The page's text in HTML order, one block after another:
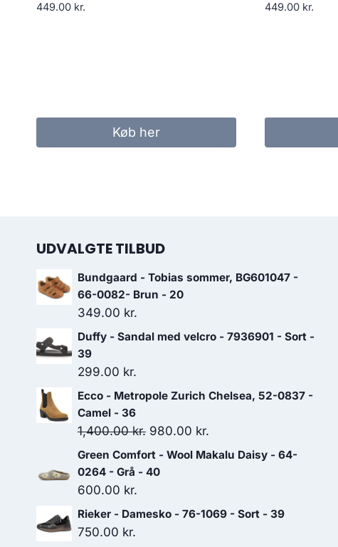
449.00 kr.
Køb her
449.00 kr.
UDVALGTE TILBUD
Bundgaard - Tobias sommer, BG601047 -
66-0082- Brun - 20
349.00 kr.
Duffy - Sandal med velcro - 7936901 - Sort -
39
299.00 kr.
Ecco - Metropole Zurich Chelsea, 52-0837 -
Camel - 36
1,400.00kr. Den
oprindelige
pris
1,400.00 kr..
980.00 kr.
aktuelle
980.00 kr..
Green Comfort - Wool Makalu Daisy - 64-
0264 - Grå - 40
600.00 kr.
Rieker - Damesko - 76-1069 - Sort - 39
750.00 kr.